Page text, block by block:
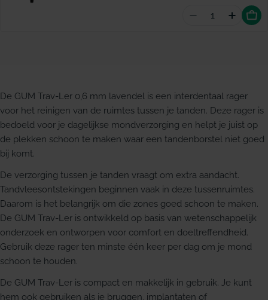
Aantal
De GUM Trav-Ler 0,6 mm lavendel is een interdentaal rager
voor het reinigen van de ruimtes tussen je tanden. Deze rager is
bedoeld voor je dagelijkse mondverzorging en helpt je juist op
de plekken schoon te maken waar een tandenborstel niet goed
bij komt.
De verzorging tussen je tanden vraagt om extra aandacht.
Tandvleesontstekingen beginnen vaak in deze tussenruimtes.
Daarom is het belangrijk om die zones goed schoon te maken.
De GUM Trav-Ler is ontwikkeld op basis van wetenschappelijk
onderzoek en ontworpen voor comfort en doeltreffendheid.
Gebruik deze rager ten minste één keer per dag om je mond
schoon te houden.
De GUM Trav-Ler is compact en makkelijk in gebruik. Je kunt
hem ook gebruiken als je bruggen, implantaten of